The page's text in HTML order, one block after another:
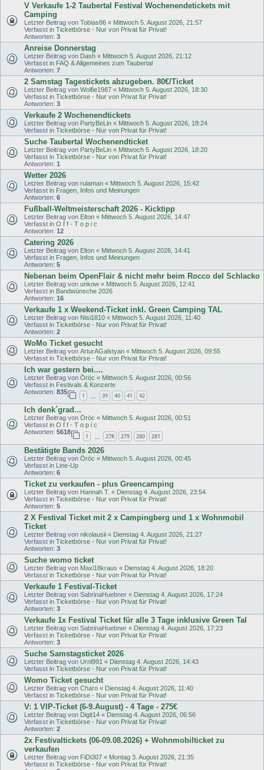
V Verkaufe 1-2 Taubertal Festival Wochenendetickets mit
Camping
Letzter Beitrag von Tobias86 « Mittwoch 5. August 2026, 21:57
Verfasst in Ticketbörse - Nur von Privat für Privat!
Antworten: 3
Anreise Donnerstag
Letzter Beitrag von Dash « Mittwoch 5. August 2026, 21:12
Verfasst in FAQ & Allgemeines zum Taubertal
Antworten: 7
2 Samstag Tagestickets abzugeben. 80€/Ticket
Letzter Beitrag von Wolfie1987 « Mittwoch 5. August 2026, 18:30
Verfasst in Ticketbörse - Nur von Privat für Privat!
Antworten: 3
Verkaufe 2 Wochenendtickets
Letzter Beitrag von PartyBeLin « Mittwoch 5. August 2026, 18:24
Verfasst in Ticketbörse - Nur von Privat für Privat!
Suche Taubertal Wochenendticket
Letzter Beitrag von PartyBeLin « Mittwoch 5. August 2026, 18:20
Verfasst in Ticketbörse - Nur von Privat für Privat!
Antworten: 1
Wetter 2026
Letzter Beitrag von rulaman « Mittwoch 5. August 2026, 15:42
Verfasst in Fragen, Infos und Meinungen
Antworten: 6
Fußball-Weltmeisterschaft 2026 - Kicktipp
Letzter Beitrag von Elton « Mittwoch 5. August 2026, 14:47
Verfasst in O f f - T o p i c
Antworten: 12
Catering 2026
Letzter Beitrag von Elton « Mittwoch 5. August 2026, 14:41
Verfasst in Fragen, Infos und Meinungen
Antworten: 5
Nebenan beim OpenFlair & nicht mehr beim Rocco del Schlacko
Letzter Beitrag von unkow « Mittwoch 5. August 2026, 12:41
Verfasst in Bandwünsche 2026
Antworten: 16
Verkaufe 1 x Weekend-Ticket inkl. Green Camping TAL
Letzter Beitrag von Nisi1810 « Mittwoch 5. August 2026, 11:40
Verfasst in Ticketbörse - Nur von Privat für Privat!
Antworten: 2
WoMo Ticket gesucht
Letzter Beitrag von ArturAGalstyan « Mittwoch 5. August 2026, 09:55
Verfasst in Ticketbörse - Nur von Privat für Privat!
Ich war gestern bei....
Letzter Beitrag von Öröc « Mittwoch 5. August 2026, 00:56
Verfasst in Festivals & Konzerte
Antworten: 835
1 39 40 41 42
Ich denk´grad...
Letzter Beitrag von Öröc « Mittwoch 5. August 2026, 00:51
Verfasst in O f f - T o p i c
Antworten: 5618
1 278 279 280 281
Bestätigte Bands 2026
Letzter Beitrag von Öröc « Mittwoch 5. August 2026, 00:45
Verfasst in Line-Up
Antworten: 6
Ticket zu verkaufen - plus Greencamping
Letzter Beitrag von Hannah T. « Dienstag 4. August 2026, 23:54
Verfasst in Ticketbörse - Nur von Privat für Privat!
Antworten: 5
2 X Festival Ticket mit 2 x Campingberg und 1 x Wohnmobil
Ticket
Letzter Beitrag von nikolausii « Dienstag 4. August 2026, 21:27
Verfasst in Ticketbörse - Nur von Privat für Privat!
Antworten: 3
Suche womo ticket
Letzter Beitrag von Maxi18kraus « Dienstag 4. August 2026, 18:20
Verfasst in Ticketbörse - Nur von Privat für Privat!
Verkaufe 1 Festival-Ticket
Letzter Beitrag von SabrinaHuebner « Dienstag 4. August 2026, 17:24
Verfasst in Ticketbörse - Nur von Privat für Privat!
Antworten: 3
Verkaufe 1x Festival Ticket für alle 3 Tage inklusive Green Tal
Letzter Beitrag von SabrinaHuebner « Dienstag 4. August 2026, 17:23
Verfasst in Ticketbörse - Nur von Privat für Privat!
Antworten: 3
Suche Samstagsticket 2026
Letzter Beitrag von Urnl991 « Dienstag 4. August 2026, 14:43
Verfasst in Ticketbörse - Nur von Privat für Privat!
Womo Ticket gesucht
Letzter Beitrag von Charo « Dienstag 4. August 2026, 11:40
Verfasst in Ticketbörse - Nur von Privat für Privat!
V: 1 VIP-Ticket (6-9.August) - 4 Tage - 275€
Letzter Beitrag von Digit14 « Dienstag 4. August 2026, 06:56
Verfasst in Ticketbörse - Nur von Privat für Privat!
Antworten: 2
2x Festivaltickets (06-09.08.2026) + Wohnmobilticket zu
verkaufen
Letzter Beitrag von FiDi307 « Montag 3. August 2026, 21:35
Verfasst in Ticketbörse - Nur von Privat für Privat!